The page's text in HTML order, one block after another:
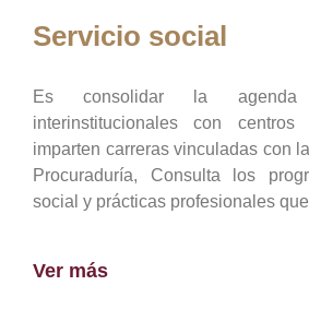
Servicio social
Es consolidar la agenda
interinstitucionales con
imparten carreras vinculadas con
Procuraduría, Consulta los
social y prácticas profesionales
Ver más